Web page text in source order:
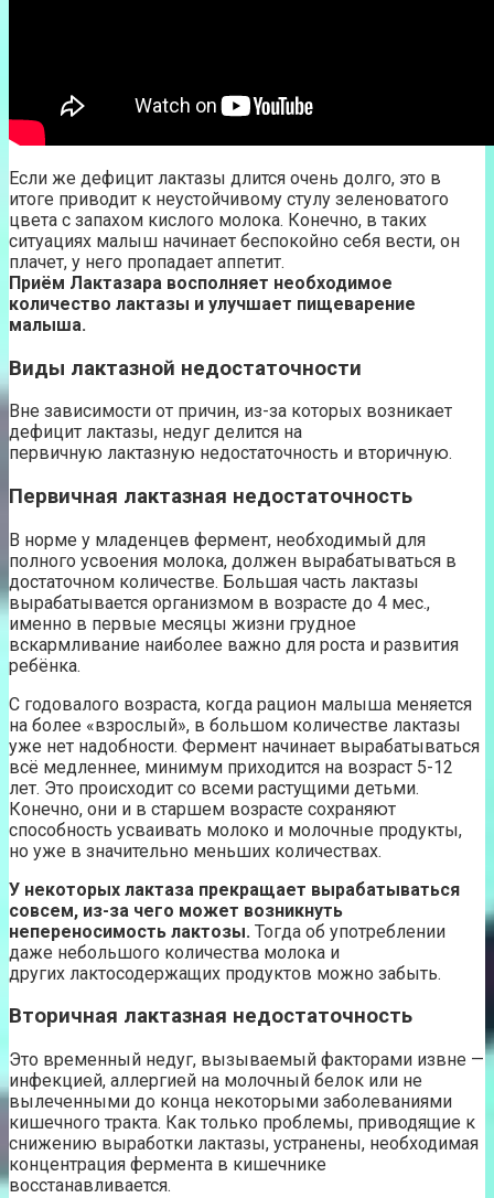
Если же дефицит лактазы длится очень долго, это в
итоге приводит к неустойчивому стулу зеленоватого
цвета с запахом кислого молока. Конечно, в таких
ситуациях малыш начинает беспокойно себя вести, он
плачет, у него пропадает аппетит.
Приём Лактазара восполняет необходимое
количество лактазы и улучшает пищеварение
малыша.
Виды лактазной недостаточности
Вне зависимости от причин, из-за которых возникает
дефицит лактазы, недуг делится на
первичную лактазную недостаточность и вторичную.
Первичная лактазная недостаточность
В норме у младенцев фермент, необходимый для
полного усвоения молока, должен вырабатываться в
достаточном количестве. Большая часть лактазы
вырабатывается организмом в возрасте до 4 мес.,
именно в первые месяцы жизни грудное
вскармливание наиболее важно для роста и развития
ребёнка.
С годовалого возраста, когда рацион малыша меняется
на более «взрослый», в большом количестве лактазы
уже нет надобности. Фермент начинает вырабатываться
всё медленнее, минимум приходится на возраст 5-12
лет. Это происходит со всеми растущими детьми.
Конечно, они и в старшем возрасте сохраняют
способность усваивать молоко и молочные продукты,
но уже в значительно меньших количествах.
У некоторых лактаза прекращает вырабатываться
совсем, из-за чего может возникнуть
непереносимость лактозы. Тогда об употреблении
даже небольшого количества молока и
других лактосодержащих продуктов можно забыть.
Вторичная лактазная недостаточность
Это временный недуг, вызываемый факторами извне —
инфекцией, аллергией на молочный белок или не
вылеченными до конца некоторыми заболеваниями
кишечного тракта. Как только проблемы, приводящие к
снижению выработки лактазы, устранены, необходимая
концентрация фермента в кишечнике
восстанавливается.